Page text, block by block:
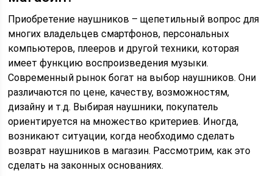
Приобретение наушников – щепетильный вопрос для
многих владельцев смартфонов, персональных
компьютеров, плееров и другой техники, которая
имеет функцию воспроизведения музыки.
Современный рынок богат на выбор наушников. Они
различаются по цене, качеству, возможностям,
дизайну и т.д. Выбирая наушники, покупатель
ориентируется на множество критериев. Иногда,
возникают ситуации, когда необходимо сделать
возврат наушников в магазин. Рассмотрим, как это
сделать на законных основаниях.